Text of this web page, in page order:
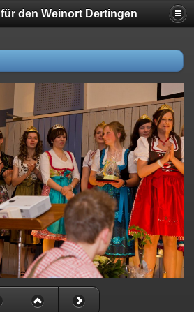
den Weinort Dertingen